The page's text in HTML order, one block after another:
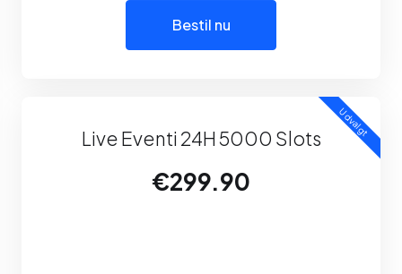
Bestil nu
Udvalgt
Live Eventi 24H 5000 Slots
€299.90